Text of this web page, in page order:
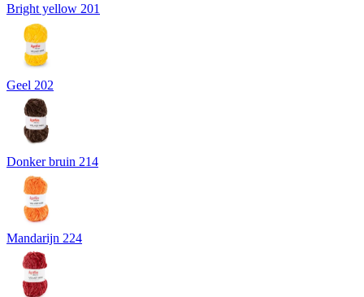
Bright yellow 201
Geel 202
Donker bruin 214
Mandarijn 224